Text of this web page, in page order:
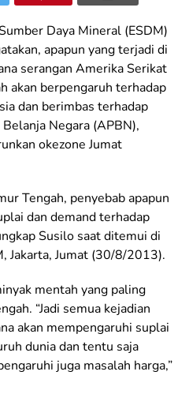
Daya Mineral (ESDM)
apapun yang terjadi di
serangan Amerika Serikat
akan berpengaruh terhadap
dan berimbas terhadap
Negara (APBN),
okezone Jumat
Tengah, penyebab apapun
dan demand terhadap
Susilo saat ditemui di
Jakarta, Jumat (30/8/2013).
mentah yang paling
“Jadi semua kejadian
akan mempengaruhi suplai
dunia dan tentu saja
juga masalah harga,”